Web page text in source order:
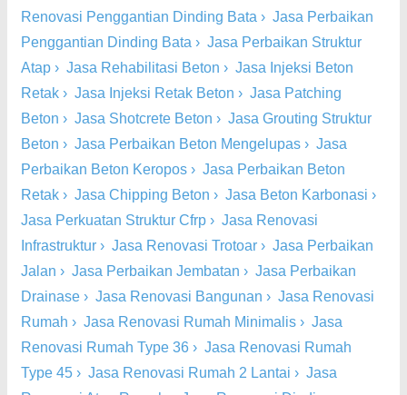
Renovasi Penggantian Dinding Bata › Jasa Perbaikan
Penggantian Dinding Bata › Jasa Perbaikan Struktur
Atap › Jasa Rehabilitasi Beton › Jasa Injeksi Beton
Retak › Jasa Injeksi Retak Beton › Jasa Patching
Beton › Jasa Shotcrete Beton › Jasa Grouting Struktur
Beton › Jasa Perbaikan Beton Mengelupas › Jasa
Perbaikan Beton Keropos › Jasa Perbaikan Beton
Retak › Jasa Chipping Beton › Jasa Beton Karbonasi ›
Jasa Perkuatan Struktur Cfrp › Jasa Renovasi
Infrastruktur › Jasa Renovasi Trotoar › Jasa Perbaikan
Jalan › Jasa Perbaikan Jembatan › Jasa Perbaikan
Drainase › Jasa Renovasi Bangunan › Jasa Renovasi
Rumah › Jasa Renovasi Rumah Minimalis › Jasa
Renovasi Rumah Type 36 › Jasa Renovasi Rumah
Type 45 › Jasa Renovasi Rumah 2 Lantai › Jasa